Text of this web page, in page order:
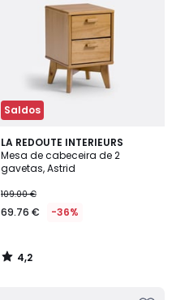
Saldos
LA REDOUTE INTERIEURS
Mesa de cabeceira de 2
gavetas, Astrid
109.00 €
69.76 € -36%
4,2
/ 5
4,2
/